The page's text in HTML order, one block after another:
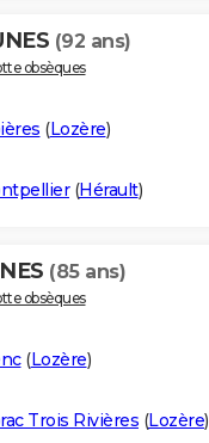
(92 ans)
obsèques
(Lozère)
(Hérault)
(85 ans)
obsèques
(Lozère)
Trois Rivières (Lozère)